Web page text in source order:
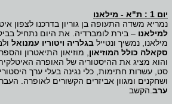
יום 1 : ת"א - מילאנו
נמריא משדה התעופה בן גוריון בדרכנו לצפון
למילאנו – בירת לומברדיה. את היום נתחיל
מילאנו, נמשיך ונטייל בגלריה ויטוריו עמנואל
סקאלה כולל המוזיאון
והוא מציג את ההיסטוריה של האופרה
סט, עשרות חתימות, כלי נגינה בעלי ערך
ושחקנים ומגוון אביזרים הקשורים לאופרה.
ערב .הקשב